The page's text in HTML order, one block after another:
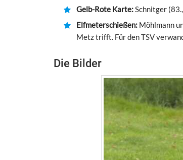
Gelb-Rote Karte:Schnitger
Elfmeterschießen: Möhlmann
Metz trifft. Für den TSV
Die Bilder